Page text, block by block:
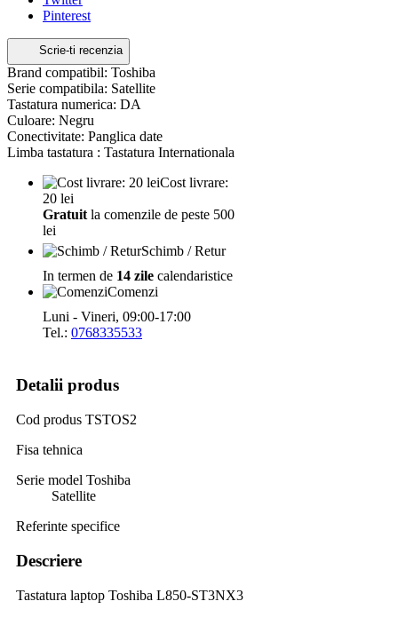
Pinterest
Scrie-ti recenzia
Brand compatibil: Toshiba
Serie compatibila: Satellite
Tastatura numerica: DA
Culoare: Negru
Conectivitate: Panglica date
Limba tastatura : Tastatura Internationala
Cost livrare:
20 lei
Gratuit la comenzile de peste 500
lei
Schimb / Retur
In termen de 14 zile calendaristice
Comenzi
Luni - Vineri, 09:00-17:00
Tel.: 0768335533
Detalii produs
Cod produs TSTOS2
Fisa tehnica
Serie model Toshiba
Satellite
Referinte specifice
Descriere
Tastatura laptop Toshiba L850-ST3NX3